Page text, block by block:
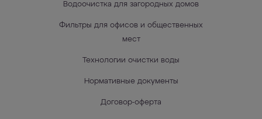
Водоочистка для загородных домов
Фильтры для офисов и общественных
мест
Технологии очистки воды
Нормативные документы
Договор-оферта